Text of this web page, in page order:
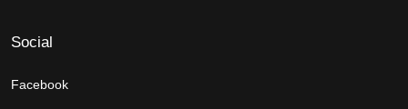
Social
Facebook